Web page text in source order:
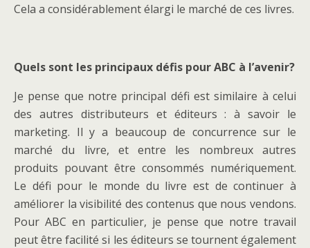
Cela a considérablement élargi le marché de ces livres.
Quels sont les principaux défis pour ABC à l’avenir?
Je pense que notre principal défi est similaire à celui
des autres distributeurs et éditeurs : à savoir le
marketing. Il y a beaucoup de concurrence sur le
marché du livre, et entre les nombreux autres
produits pouvant être consommés numériquement.
Le défi pour le monde du livre est de continuer à
améliorer la visibilité des contenus que nous vendons.
Pour ABC en particulier, je pense que notre travail
peut être facilité si les éditeurs se tournent également